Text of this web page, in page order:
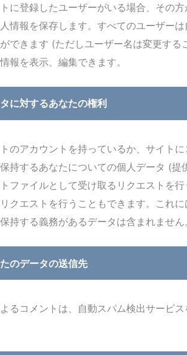
に登録したユーザーがいる場合、その
情報を保存します。すべてのユーザー
できます (ただしユーザー名は変更する
報を表示、編集できます。
に対するあなたの権利
のアカウントを持っているか、サイト
持するあなたについての個人データ (提
ファイルとして受け取るリクエストを
クエストを行うこともできます。これ
持する義務があるデータは含まれません
のデータの送信先
るコメントは、自動スパム検出サービ